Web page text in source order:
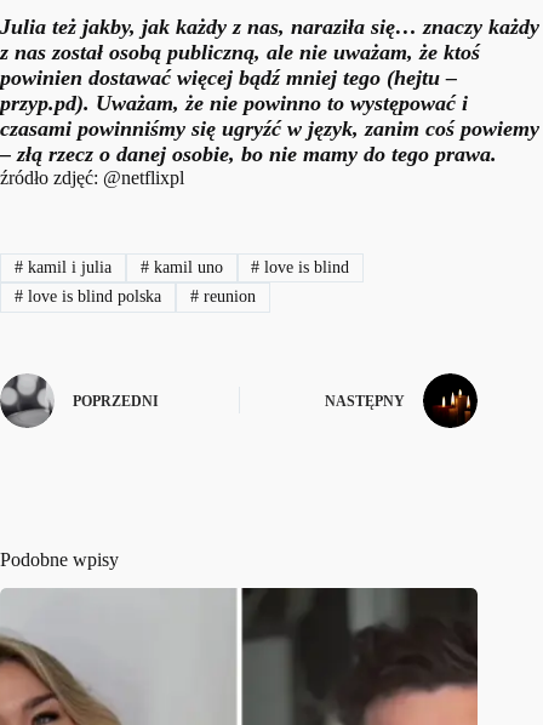
Julia też jakby, jak każdy z nas, naraziła się… znaczy każdy
z nas został osobą publiczną, ale nie uważam, że ktoś
powinien dostawać więcej bądź mniej tego (hejtu –
przyp.pd). Uważam, że nie powinno to występować i
czasami powinniśmy się ugryźć w język, zanim coś powiemy
– złą rzecz o danej osobie, bo nie mamy do tego prawa.
źródło zdjęć: @netflixpl
#kamil i julia #kamil uno # love is blind
#love is blind polska #reunion
POPRZEDNI NASTĘPNY
Podobne wpisy